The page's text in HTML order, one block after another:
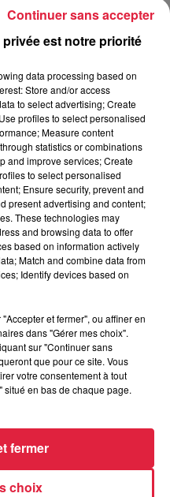
: rencontre
rouges
sort des robinets
de Hoerdt ont vu de
est notre priorité
data processing based on
Store and/or access
to select advertising; Create
profiles to select personalised
Measure content
statistics or combinations
and improve services; Create
to select personalised
Ensure security, prevent and
present advertising and content;
These technologies may
and browsing data to offer
based on information actively
Match and combine data from
Identify devices based on
et fermer", ou affiner en
dans "Gérer mes choix".
sur "Continuer sans
que pour ce site. Vous
votre consentement à tout
en bas de chaque page.
choix
fermer
Continuer sans accepter